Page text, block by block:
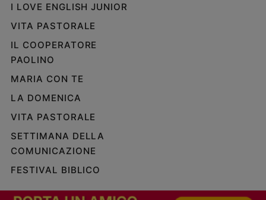
I LOVE ENGLISH JUNIOR
VITA PASTORALE
IL COOPERATORE
PAOLINO
MARIA CON TE
LA DOMENICA
VITA PASTORALE
SETTIMANA DELLA
COMUNICAZIONE
FESTIVAL BIBLICO